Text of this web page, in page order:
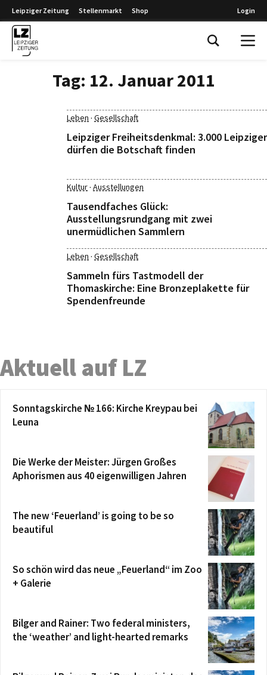
Leipziger Zeitung Stellenmarkt Shop Login
Tag: 12. Januar 2011
Leben · Gesellschaft
Leipziger Freiheitsdenkmal: 3.000 Leipziger
dürfen die Botschaft finden
Kultur· Ausstellungen
Tausendfaches Glück:
Ausstellungsrundgang mit zwei
unermüdlichen Sammlern
Leben · Gesellschaft
Sammeln fürs Tastmodell der
Thomaskirche: Eine Bronzeplakette für
Spendenfreunde
Aktuell auf LZ
Sonntagskirche № 166: Kirche Kreypau bei
Leuna
Die Werke der Meister: Jürgen Großes
Aphorismen aus 40 eigenwilligen Jahren
The new ‘Feuerland’ is going to be so
beautiful
So schön wird das neue „Feuerland“ im Zoo
+ Galerie
Bilger and Rainer: Two federal ministers,
the ‘weather’ and light-hearted remarks